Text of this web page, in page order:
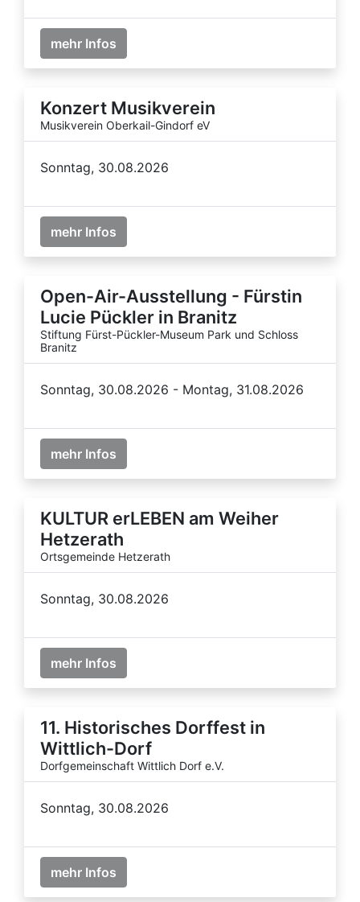
mehr Infos
Konzert Musikverein
Musikverein Oberkail-Gindorf eV
Sonntag, 30.08.2026
mehr Infos
Open-Air-Ausstellung - Fürstin
Lucie Pückler in Branitz
Stiftung Fürst-Pückler-Museum Park und Schloss
Branitz
Sonntag, 30.08.2026 - Montag, 31.08.2026
mehr Infos
KULTUR erLEBEN am Weiher
Hetzerath
Ortsgemeinde Hetzerath
Sonntag, 30.08.2026
mehr Infos
11. Historisches Dorffest in
Wittlich-Dorf
Dorfgemeinschaft Wittlich Dorf e.V.
Sonntag, 30.08.2026
mehr Infos